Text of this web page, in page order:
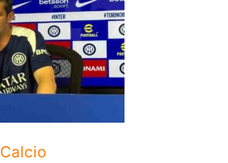
Categorie
Calcio